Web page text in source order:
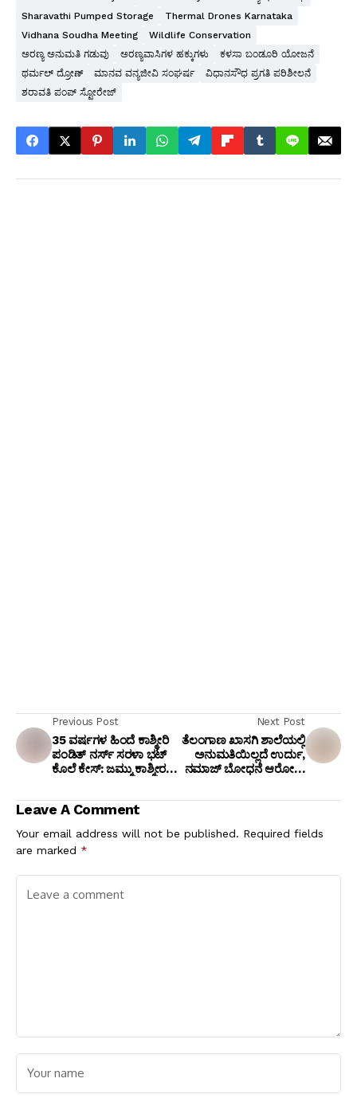
Sharavathi Pumped Storage
Thermal Drones Karnataka
Vidhana Soudha Meeting
Wildlife Conservation
ಅರಣ್ಯ ಅನುಮತಿ ಗಡುವು
ಅರಣ್ಯವಾಸಿಗಳ ಹಕ್ಕುಗಳು
ಕಳಸಾ ಬಂಡೂರಿ ಯೋಜನೆ
ಥರ್ಮಲ್ ದ್ರೋಣ್
ಮಾನವ ವನ್ಯಜೀವಿ ಸಂಘರ್ಷ
ವಿಧಾನಸೌಧ ಪ್ರಗತಿ ಪರಿಶೀಲನೆ
ಶರಾವತಿ ಪಂಪ್ ಸ್ಟೋರೇಜ್
Previous Post
35 ವರ್ಷಗಳ ಹಿಂದೆ ಕಾಶ್ಮೀರಿ
ಪಂಡಿತ್ ನರ್ಸ್ ಸರಳಾ ಭಟ್
ಕೊಲೆ ಕೇಸ್: ಜಮ್ಮು ಕಾಶ್ಮೀರ
ಪುಟಗಳ ದೋಷಾರೋಪ ಪಟ್ಟಿ
ಸಲ್ಲಿಕೆ, ಯಾರಿದು ಸರಳಾ
ಭಟ್?
Next Post
ತೆಲಂಗಾಣ ಖಾಸಗಿ ಶಾಲೆಯಲ್ಲಿ
ಅನುಮತಿಯಿಲ್ಲದೆ ಉರ್ದು,
ನಮಾಜ್ ಬೋಧನೆ ಆರೋಪ:
ದಾಖಲು
Leave A Comment
Your email address will not be published. Required fields
are marked *